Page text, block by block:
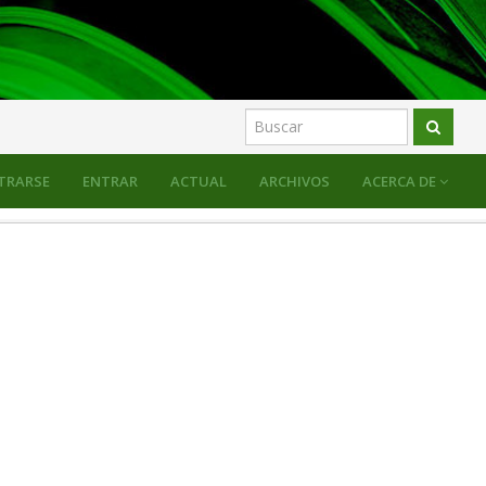
ACTUAL ARCHIVOS ACERCA DE
ENTRAR
GERRAONDOA ETA GOGORATZEN DUGUNA